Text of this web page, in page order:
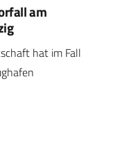
am
hat im Fall